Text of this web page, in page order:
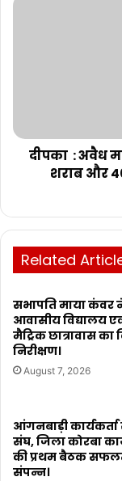
दीपका : अवैध
शराब और
Related
सभापति माया
आवासीय विद्यालय
मैट्रिक छात्रावास का
निरीक्षण।
August 7, 2026
आंगनबाड़ी
संघ, जिला कोरबा
की प्रथम बैठक
संपन्न।